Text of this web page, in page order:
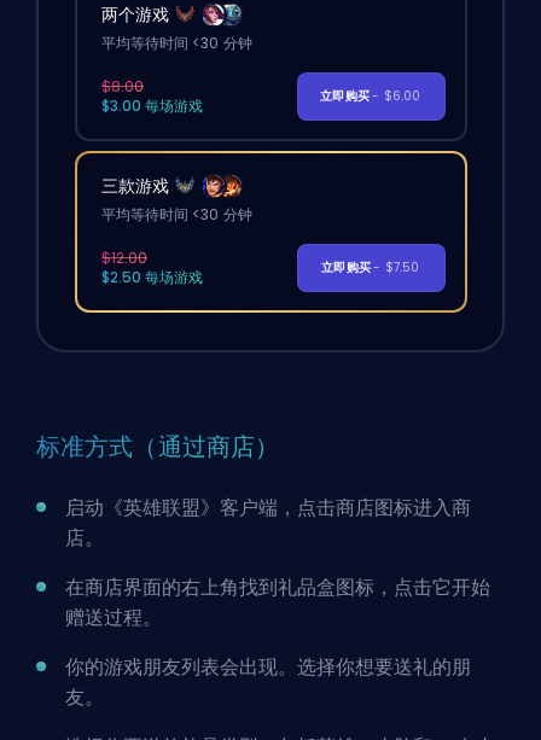
两个游戏
平均等待时间 <30 分钟
$8.00
$3.00 每场游戏
立即购买- $6.00
三款游戏
平均等待时间 <30 分钟
$12.00
$2.50 每场游戏
立即购买- $7.50
标准方式（通过商店）
启动《英雄联盟》客户端，点击商店图标进入商
店。
在商店界面的右上角找到礼品盒图标，点击它开始
赠送过程。
你的游戏朋友列表会出现。选择你想要送礼的朋
友。